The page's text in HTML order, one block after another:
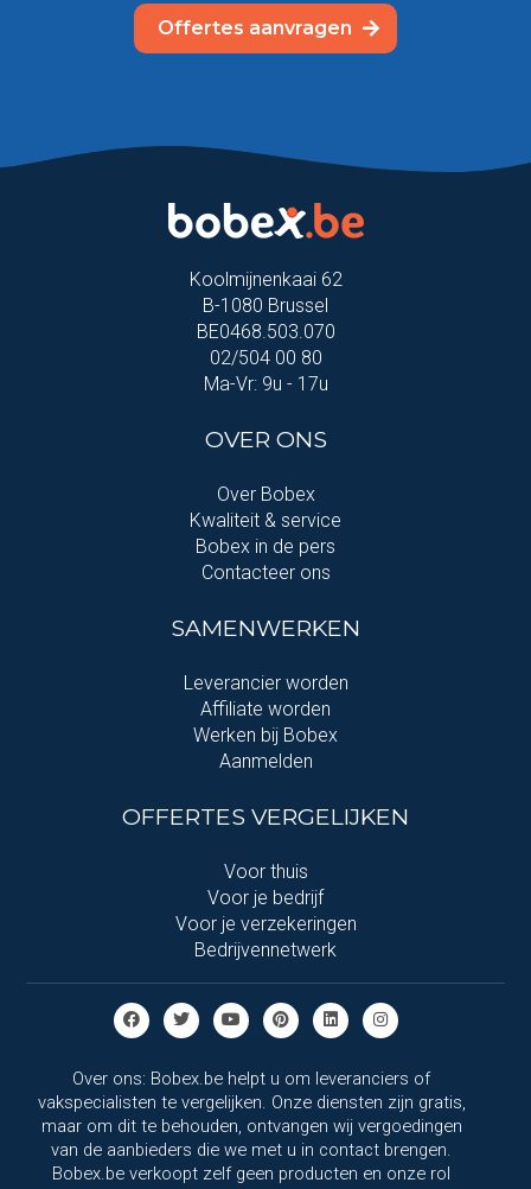
Offertes aanvragen
Koolmijnenkaai 62
B-1080 Brussel
BE0468.503.070
02/504 00 80
Ma-Vr: 9u - 17u
OVER ONS
Over Bobex
Kwaliteit & service
Bobex in de pers
Contacteer ons
SAMENWERKEN
Leverancier worden
Affiliate worden
Werken bij Bobex
Aanmelden
OFFERTES VERGELIJKEN
Voor thuis
Voor je bedrijf
Voor je verzekeringen
Bedrijvennetwerk
Over ons: Bobex.be helpt u om leveranciers of
vakspecialisten te vergelijken. Onze diensten zijn gratis,
maar om dit te behouden, ontvangen wij vergoedingen
van de aanbieders die we met u in contact brengen.
Bobex.be verkoopt zelf geen producten en onze rol